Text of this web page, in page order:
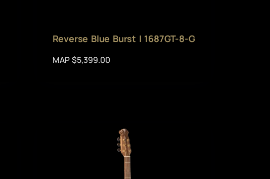
Reverse Blue Burst | 1687GT-8-G
MAP $5,399.00